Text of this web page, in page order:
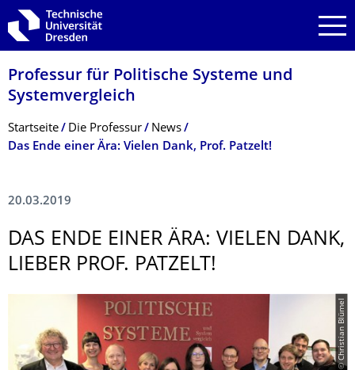
Zur Hauptnavigation springen
Zur Suche springen
Zum Inhalt springen
Professur für Politische Systeme und
Systemvergleich
Breadcrumb-Menü
Startseite Die Professur
News
Das Ende einer Ära: Vielen Dank, Prof. Patzelt!
20.03.2019
DAS ENDE EINER ÄRA: VIELEN DANK,
LIEBER PROF. PATZELT!
© Christian Blümel